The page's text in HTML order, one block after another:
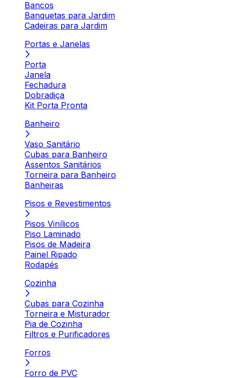
Bancos
Banquetas para Jardim
Cadeiras para Jardim
Portas e Janelas
Porta
Janela
Fechadura
Dobradiça
Kit Porta Pronta
Banheiro
Vaso Sanitário
Cubas para Banheiro
Assentos Sanitários
Torneira para Banheiro
Banheiras
Pisos e Revestimentos
Pisos Vinílicos
Piso Laminado
Pisos de Madeira
Painel Ripado
Rodapés
Cozinha
Cubas para Cozinha
Torneira e Misturador
Pia de Cozinha
Filtros e Purificadores
Forros
Forro de PVC